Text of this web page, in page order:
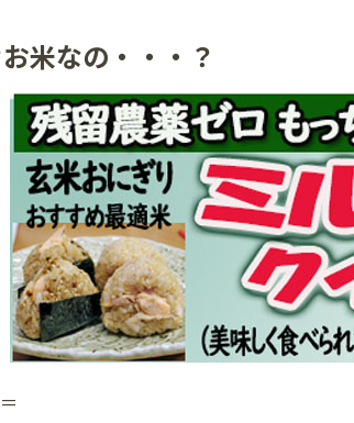
米なの・・・？